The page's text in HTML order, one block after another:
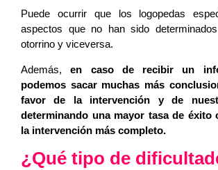
Puede ocurrir que los logopedas
aspectos que no han sido
otorrino y viceversa.
Además,en caso de recibir un
podemos sacar muchas más
favor de la intervención y de
determinando una mayor tasa de éxito
la intervención más completo.
¿Qué tipo de